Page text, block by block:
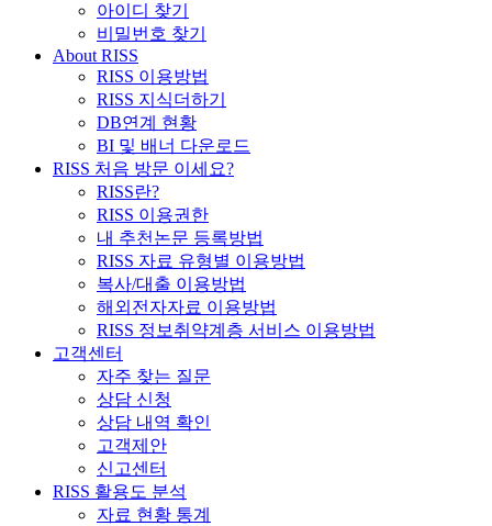
아이디 찾기
비밀번호 찾기
About RISS
RISS 이용방법
RISS 지식더하기
DB연계 현황
BI 및 배너 다운로드
RISS 처음 방문 이세요?
RISS란?
RISS 이용권한
내 추천논문 등록방법
RISS 자료 유형별 이용방법
복사/대출 이용방법
해외전자자료 이용방법
RISS 정보취약계층 서비스 이용방법
고객센터
자주 찾는 질문
상담 신청
상담 내역 확인
고객제안
신고센터
RISS 활용도 분석
자료 현황 통계